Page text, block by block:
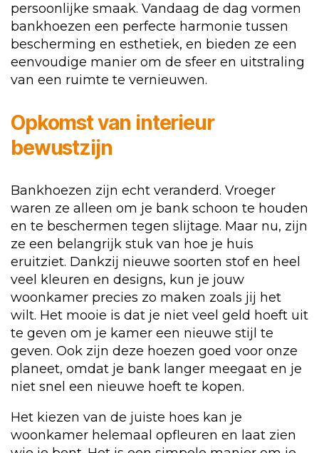
persoonlijke smaak. Vandaag de dag vormen
bankhoezen een perfecte harmonie tussen
bescherming en esthetiek, en bieden ze een
eenvoudige manier om de sfeer en uitstraling
van een ruimte te vernieuwen.
Opkomst van interieur
bewustzijn
Bankhoezen zijn echt veranderd. Vroeger
waren ze alleen om je bank schoon te houden
en te beschermen tegen slijtage. Maar nu, zijn
ze een belangrijk stuk van hoe je huis
eruitziet. Dankzij nieuwe soorten stof en heel
veel kleuren en designs, kun je jouw
woonkamer precies zo maken zoals jij het
wilt. Het mooie is dat je niet veel geld hoeft uit
te geven om je kamer een nieuwe stijl te
geven. Ook zijn deze hoezen goed voor onze
planeet, omdat je bank langer meegaat en je
niet snel een nieuwe hoeft te kopen.
Het kiezen van de juiste hoes kan je
woonkamer helemaal opfleuren en laat zien